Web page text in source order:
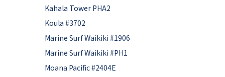
Kahala Tower PHA2
Koula #3702
Marine Surf Waikiki #1906
Marine Surf Waikiki #PH1
Moana Pacific #2404E